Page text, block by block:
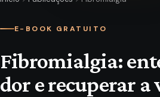
E-BOOK GRATUITO
Fibromialgia:
dor e recuperar a